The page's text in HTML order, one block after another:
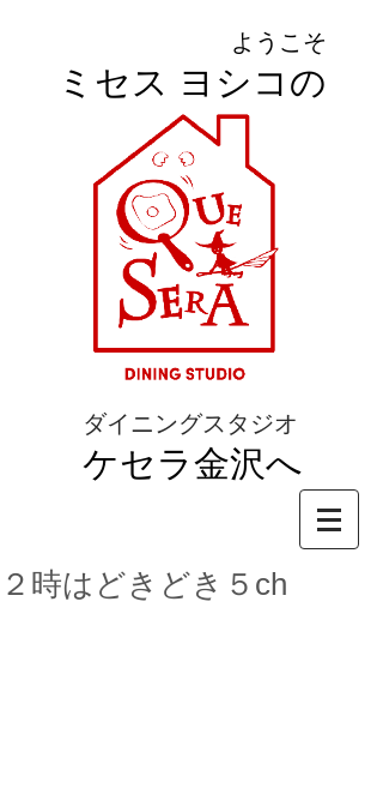
ようこそ
ミセス ヨシコの
ダイニングスタジオ
ケセラ金沢へ
２時はどきどき５ch